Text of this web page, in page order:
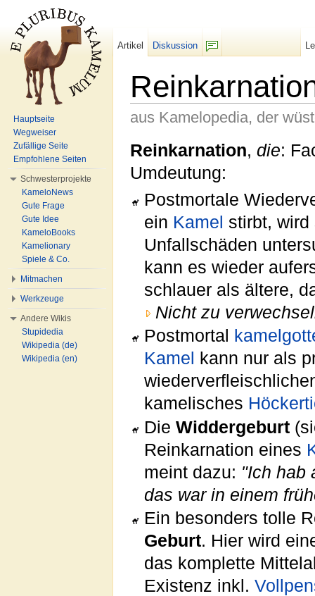
aus Kamelopedia, der
Reinkarnation, die:
Umdeutung:
Postmortale
ein Kamel stirbt,
Unfallschäden
kann es wieder
schlauer als ältere,
Nicht zu
Postmortal
Kamel
kann nur als
kamelisches
DieWiddergeburt
Reinkarnation eines
meint dazu: "Ich hab
das war in einem
Ein besonders tolle
Geburt. Hier wird
das komplette
Existenz inkl.
Artikel
Diskussion
Hauptseite
Wegweiser
Zufällige Seite
Empfohlene Seiten
Schwesterprojekte
KameloNews
Gute Frage
Gute Idee
KameloBooks
Kamelionary
Spiele & Co.
Mitmachen
Werkzeuge
Andere Wikis
Stupidedia
Wikipedia (de)
Wikipedia (en)